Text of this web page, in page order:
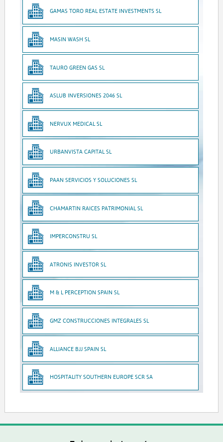
GAMAS TORO REAL ESTATE INVESTMENTS SL
MASIN WASH SL
TAURO GREEN GAS SL
ASLUB INVERSIONES 2046 SL
NERVUX MEDICAL SL
URBANVISTA CAPITAL SL
PAAN SERVICIOS Y SOLUCIONES SL
CHAMARTIN RAICES PATRIMONIAL SL
IMPERCONSTRU SL
ATRONIS INVESTOR SL
M & L PERCEPTION SPAIN SL
GMZ CONSTRUCCIONES INTEGRALES SL
ALLIANCE BJJ SPAIN SL
HOSPITALITY SOUTHERN EUROPE SCR SA